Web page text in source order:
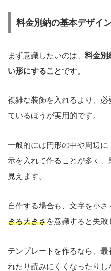
料金別納の基本デザイ
まず意識したいのは、 料金別
い形にすることです。
複雑な装飾を入れるより、
ているほうが実用的です。
一般的には円形の中や周辺
示を入れて作ることが多く
見えます。
自作する場合も、文字を小さ
きる大きさを意識すると失敗
テンプレートを作るなら、
れたり読みにくくなったり